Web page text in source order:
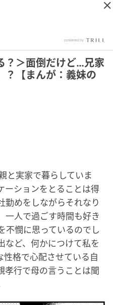
？＞面倒だけど…兄家
？【まんが：義妹の
と実家で暮らしていま
ーションをとることは得
勤めをしながらそれなり
一人で過ごす時間も好き
不憫に思っているのでし
など、何かにつけて私を
性格で心配させている自
孝行で母の言うことは聞